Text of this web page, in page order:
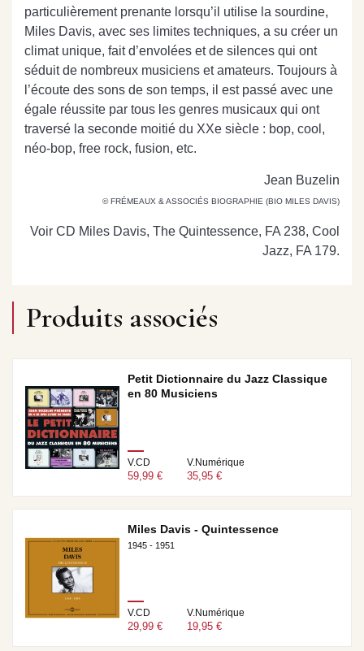
particulièrement prenante lorsqu’il utilise la sourdine,
Miles Davis, avec ses limites techniques, a su créer un
climat unique, fait d’envolées et de silences qui ont
séduit de nombreux musiciens et amateurs. Toujours à
l’écoute des sons de son temps, il est passé avec une
égale réussite par tous les genres musicaux qui ont
traversé la seconde moitié du XXe siècle : bop, cool,
néo-bop, free rock, fusion, etc.
Jean Buzelin
© FRÉMEAUX & ASSOCIÉS BIOGRAPHIE (BIO MILES DAVIS)
Voir CD Miles Davis, The Quintessence, FA 238, Cool
Jazz, FA 179.
Produits associés
Petit Dictionnaire du Jazz Classique
en 80 Musiciens
V.CD
59,99 €
V.Numérique
35,95 €
Miles Davis - Quintessence
1945 - 1951
V.CD
29,99 €
V.Numérique
19,95 €